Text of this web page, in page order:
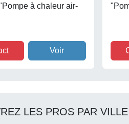
à chaleur air-
Voir
LES PROS PAR VILLE